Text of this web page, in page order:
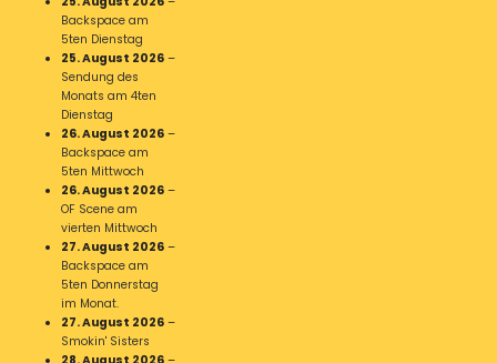
Backspace am
5ten Dienstag
25. August 2026 –
Sendung des
Monats am 4ten
Dienstag
26. August 2026 –
Backspace am
5ten Mittwoch
26. August 2026 –
OF Scene am
vierten Mittwoch
27. August 2026 –
Backspace am
5ten Donnerstag
im Monat.
27. August 2026 –
Smokin' Sisters